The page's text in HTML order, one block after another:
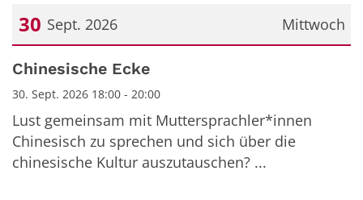
Mittwoch
30 Sept. 2026
Datum: 30. September 2026
Chinesische Ecke
30. Sept. 2026 18:00 - 20:00
Lust gemeinsam mit Muttersprachler*innen
Chinesisch zu sprechen und sich über die
chinesische Kultur auszutauschen? ...